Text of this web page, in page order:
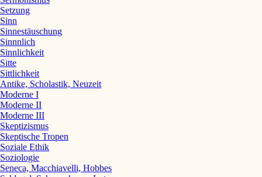
Setzung
Sinn
Sinnestäuschung
Sinnnlich
Sinnlichkeit
Sitte
Sittlichkeit
Antike, Scholastik, Neuzeit
Moderne I
Moderne II
Moderne III
Skeptizismus
Skeptische Tropen
Soziale Ethik
Soziologie
Seneca, Macchiavelli, Hobbes